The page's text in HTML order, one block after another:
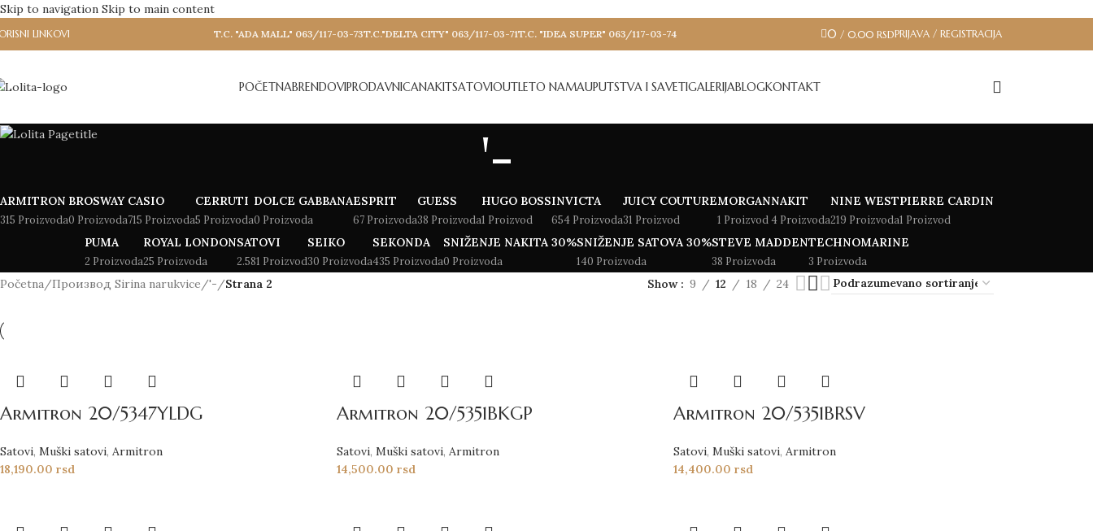
Skip to navigation Skip to main content
LINKOVI T.C. "ADA MALL" 063/117-03-73T.C."DELTA CITY" 063/117-03-71T.C. "IDEA SUPER" 063/117-03-74 0 / 0.00 RSDPRIJAVA / REGISTRACIJA
POČETNABRENDOVIPRODAVNICANAKITSATOVIOUTLETO NAMAUPUTSTVA I SAVETIGALERIJABLOGKONTAKT
'-
ARMITRON
315 Proizvoda
BROSWAY
0 Proizvoda
CASIO
715 Proizvoda
CERRUTI
5 Proizvoda
DOLCE GABBANA
0 Proizvoda
ESPRIT
67 Proizvoda
GUESS
38 Proizvoda
HUGO BOSS
1 Proizvod
INVICTA
654 Proizvoda
JUICY COUTURE
31 Proizvod
MORGAN
1 Proizvod
NAKIT
4 Proizvoda
NINE WEST
219 Proizvoda
PIERRE CARDIN
1 Proizvod
PUMA
2 Proizvoda
ROYAL LONDON
25 Proizvoda
SATOVI
2.581 Proizvod
SEIKO
30 Proizvoda
SEKONDA
435 Proizvoda
SNIŽENJE NAKITA 30%
0 Proizvoda
SNIŽENJE SATOVA 30%
140 Proizvoda
STEVE MADDEN
38 Proizvoda
TECHNOMARINE
3 Proizvoda
Početna /Производ Sirina narukvice /'- /Strana 2 Show 9 12 18 24
Armitron 20/5347YLDG
Satovi, Muški satovi, Armitron
18,190.00 rsd
Armitron 20/5351BKGP
Satovi, Muški satovi, Armitron
14,500.00 rsd
Armitron 20/5351BRSV
Satovi, Muški satovi, Armitron
14,400.00 rsd